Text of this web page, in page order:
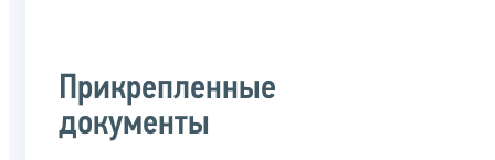
Прикрепленные
документы